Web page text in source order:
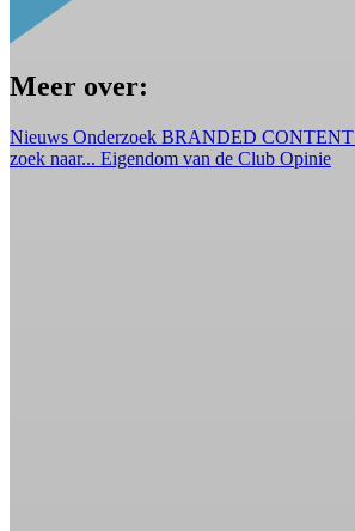
Meer over:
Nieuws Onderzoek BRANDED CONTENT
zoek naar... Eigendom van de Club Opinie